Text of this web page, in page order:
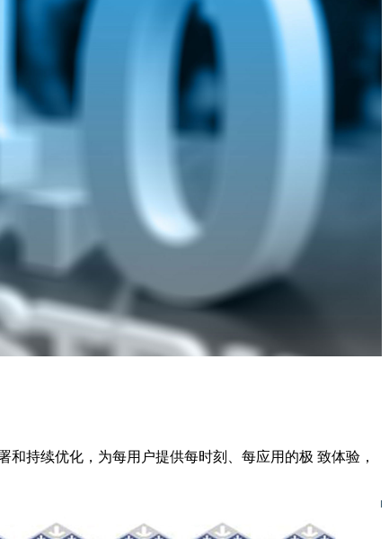
持续优化，为每用户提供每时刻、每应用的极 致体验，